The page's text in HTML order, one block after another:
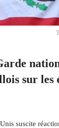
sur les
suscite